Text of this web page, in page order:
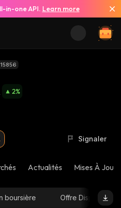
in-one API. Learn more
2%
Signaler
Actualités Mises À Jour
boursière Offre Disponible